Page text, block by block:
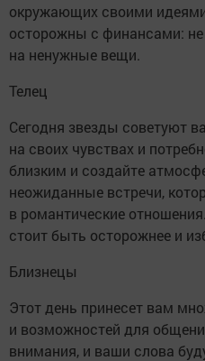
окружающих своими
осторожны с финансами: не
на ненужные вещи.
Телец
Сегодня звезды советуют
на своих чувствах и
близким и создайте
неожиданные встречи,
в романтические
стоит быть осторожнее и
Близнецы
Этот день принесет вам
и возможностей для
внимания, и ваши слова